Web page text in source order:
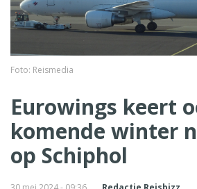
Foto: Reismedia
Eurowings keert
komende winter
op Schiphol